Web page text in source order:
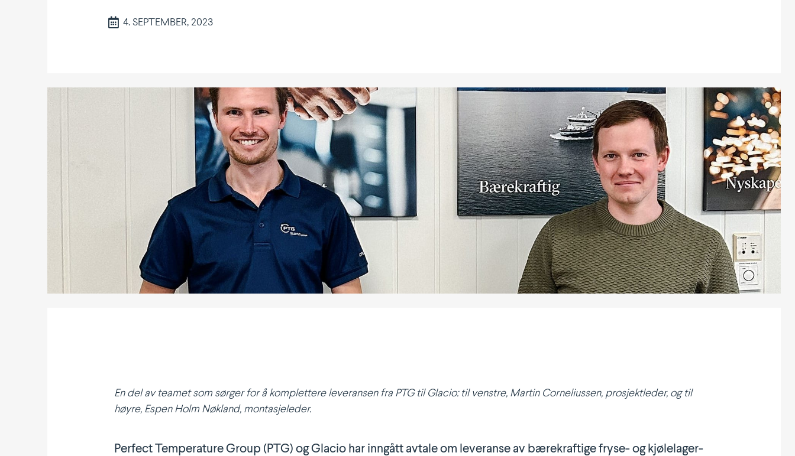
4. SEPTEMBER, 2023
En del av teamet som sørger for å komplettere leveransen fra PTG til Glacio: til venstre, Martin Corne­li­ussen, prosjekt­leder, og til
høyre, Espen Holm Nøkland, montasjeleder.
Perfect Tempe­rature Group (PTG) og Glacio har inngått avtale om leveranse av bærekraftige fryse- og kjøle­la­ger­